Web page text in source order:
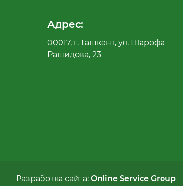
Адрес:
00017, г. Ташкент, ул. Шарофа
Рашидова, 23
Разработка сайта: Online Service Group